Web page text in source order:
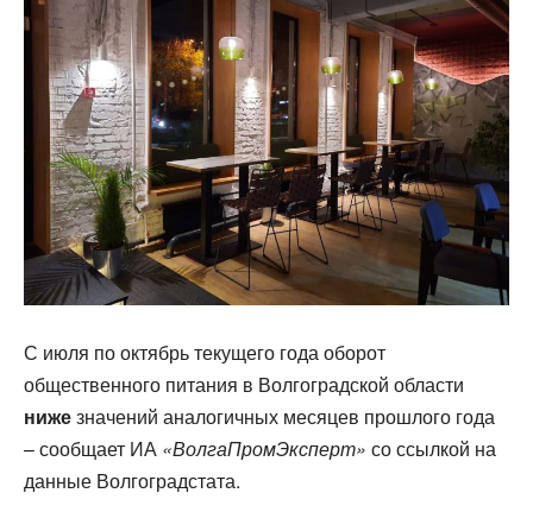
С июля по октябрь текущего года оборот
общественного питания в Волгоградской области
нижезначений аналогичных месяцев прошлого года
– сообщает ИА «ВолгаПромЭксперт» со ссылкой на
данные Волгоградстата.